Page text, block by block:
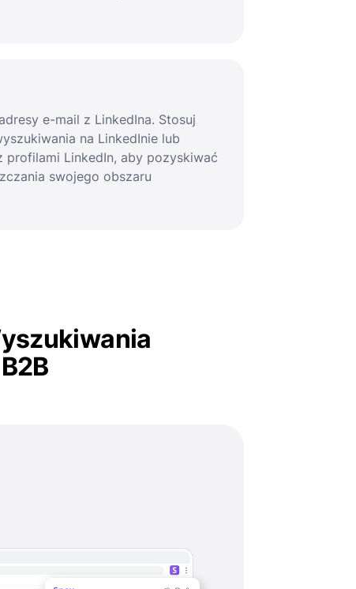
e-mail z LinkedIna. Stosuj
na LinkedInie lub
profilami LinkedIn, aby pozyskiwać
swojego obszaru